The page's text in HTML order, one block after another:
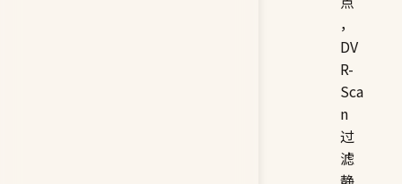
，
DV
R-
Sca
n
过
滤